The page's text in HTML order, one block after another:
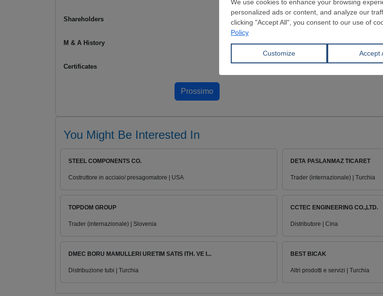
Shareholders
M & A History
Certificates
You Might Be Interested In
STEEL COMPONENTS CO.
Costruttore in acciaio/ presagomatore | USA
DETA PASLANMAZ TICARET
Trader (internazionale) | Turchia
TOPDOM GROUP
Trader (internazionale) | Slovenia
CCTEC ENGINEERING CO.,LTD.
Distributore | Cina
DMEC BORU MAMULLERI URETIM SATIS ITH. VE I...
Distribuzione tubi | Turchia
BEST BICAK
Altri prodotti e servizi | Turchia